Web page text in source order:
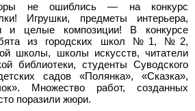
не ошиблись — на конкурс
Игрушки, предметы интерьера,
и целые композиции! В конкурсе
из городских школ №1, №2,
школы, школы искусств, читатели
библиотеки, студенты Суводского
садов «Полянка», «Сказка»,
Множество работ, созданных
поразили жюри.